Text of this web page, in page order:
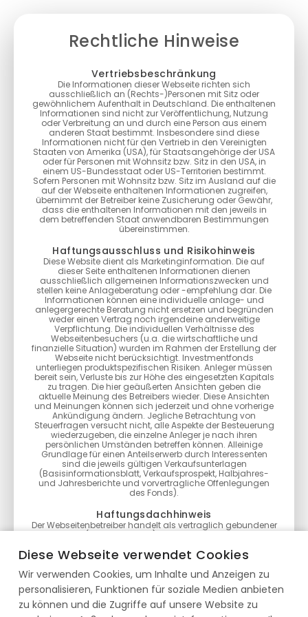
Diese Webseite verwendet Cookies
Wir verwenden Cookies, um Inhalte und Anzeigen zu
personalisieren, Funktionen für soziale Medien anbieten
zu können und die Zugriffe auf unsere Website zu
Rechtliche Hinweise
Vertriebsbeschränkung
Die Informationen dieser Webseite richten sich
ausschließlich an (Rechts-)Personen mit Sitz oder
gewöhnlichem Aufenthalt in Deutschland. Die enthaltenen
Informationen sind nicht zur Veröffentlichung, Nutzung
oder Verbreitung an und durch eine Person aus einem
anderen Staat bestimmt. Insbesondere sind diese
Informationen nicht für den Vertrieb in den Vereinigten
Staaten von Amerika (USA), für Staatsangehörige der USA
oder für Personen mit Wohnsitz bzw. Sitz in den USA, in
einem US-Bundesstaat oder US-Territorien bestimmt.
Sofern Personen mit Wohnsitz bzw. Sitz im Ausland auf die
auf der Webseite enthaltenen Informationen zugreifen,
übernimmt der Betreiber keine Zusicherung oder Gewähr,
dass die enthaltenen Informationen mit den jeweils in
dem betreffenden Staat anwendbaren Bestimmungen
übereinstimmen.
Haftungsausschluss und Risikohinweis
Diese Website dient als Marketinginformation. Die auf
dieser Seite enthaltenen Informationen dienen
ausschließlich allgemeinen Informationszwecken und
stellen keine Anlageberatung oder -empfehlung dar. Die
Informationen können eine individuelle anlage- und
anlegergerechte Beratung nicht ersetzen und begründen
weder einen Vertrag noch irgendeine anderweitige
Verpflichtung. Die individuellen Verhältnisse des
Webseitenbesuchers (u.a. die wirtschaftliche und
finanzielle Situation) wurden im Rahmen der Erstellung der
Webseite nicht berücksichtigt. Investmentfonds
unterliegen produktspezifischen Risiken. Anleger müssen
bereit sein, Verluste bis zur Höhe des eingesetzten Kapitals
zu tragen. Die hier geäußerten Ansichten geben die
aktuelle Meinung des Betreibers wieder. Diese Ansichten
und Meinungen können sich jederzeit und ohne vorherige
Ankündigung ändern. Jegliche Betrachtung von
Steuerfragen versucht nicht, alle Aspekte der Besteuerung
wiederzugeben, die einzelne Anleger je nach ihren
persönlichen Umständen betreffen können. Alleinige
Grundlage für einen Anteilserwerb durch Interessenten
sind die jeweils gültigen Verkaufsunterlagen
(Basisinformationsblatt, Verkaufsprospekt, Halbjahres-
und Jahresberichte und vorvertragliche Offenlegungen
des Fonds).
Haftungsdachhinweis
Der Webseitenbetreiber handelt als vertraglich gebundener
Vermittler (§ 3 Abs. 2 WpIG) im Auftrag, im Namen, für
Haftungsträgers BN & Partners Capital AG, Steinstraße 33,
Erbringung der Anlageberatung gemäß § 2 Abs. 2 Nr. 4
WpIG und der Anlagevermittlung gemäß § 2 Abs. 2 Nr. 3
WpIG eine entsprechende Erlaubnis der Bundesanstalt für
Finanzdienstleistungsaufsicht gemäß § 15 WpIG.